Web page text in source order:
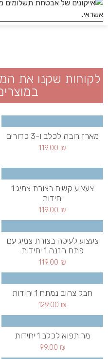
לקוחות שקנו את
מארז רובה לכלב ו-3 כדורים
119.00 ₪
צעצוע קשיח בצורת צמיג 1
יחידות
119.00 ₪
צעצוע לעיסה בצורת צמיג עם
פתח הזנה 1 יחידות
119.00 ₪
חבל צהוב נמתח 1 יחידות
129.00 ₪
מר תפוא לכלב 1 יחידות
99.00 ₪